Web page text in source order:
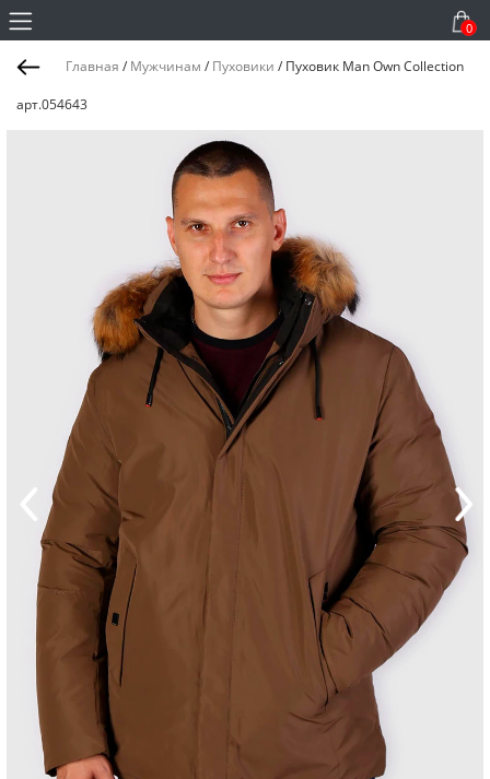
0
Главная / Мужчинам / Пуховики / Пуховик Man Own Collection
арт.054643